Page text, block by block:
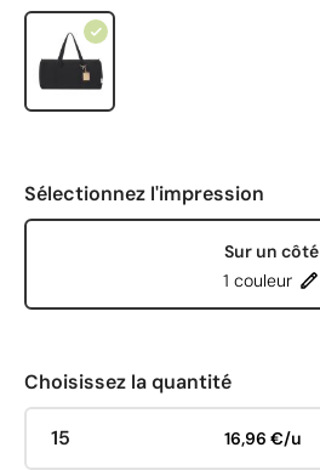
Sélectionnez l'impression
Sur un côté
1 couleur
Choisissez la quantité
15 16,96 €/u